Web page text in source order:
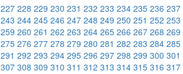
227 228 229 230 231 232 233 234 235 236 237
243 244 245 246 247 248 249 250 251 252 253
259 260 261 262 263 264 265 266 267 268 269
275 276 277 278 279 280 281 282 283 284 285
291 292 293 294 295 296 297 298 299 300 301
307 308 309 310 311 312 313 314 315 316 317